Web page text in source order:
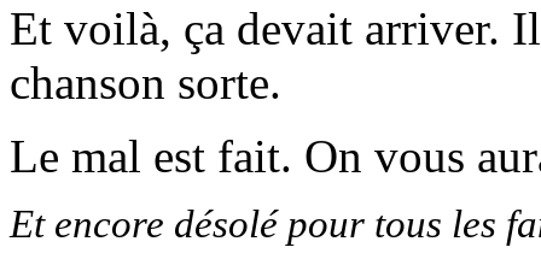
Et voilà, ça devait arriver.
chanson sorte.
Le mal est fait. On vous
Et encore désolé pour tous les